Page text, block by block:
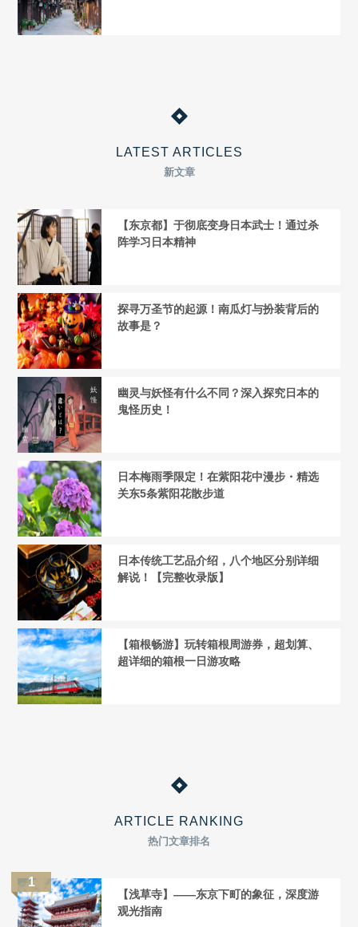
LATEST ARTICLES
新文章
【东京都】于彻底变身日本武士！通过杀
阵学习日本精神
探寻万圣节的起源！南瓜灯与扮装背后的
故事是？
幽灵与妖怪有什么不同？深入探究日本的
鬼怪历史！
日本梅雨季限定！在紫阳花中漫步・精选
关东5条紫阳花散步道
日本传统工艺品介绍，八个地区分别详细
解说！【完整收录版】
【箱根畅游】玩转箱根周游券，超划算、
超详细的箱根一日游攻略
ARTICLE RANKING
热门文章排名
【浅草寺】——东京下町的象征，深度游
观光指南